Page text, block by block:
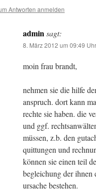
Antworten anmelden
adminsagt:
8. März 2012 um 09:49 Uhr
moin frau brandt,
nehmen sie die hilfe
anspruch. dort kann
rechte sie haben. die
und ggf.
müssen, z.b. den
quittungen und
können sie einen teil
begleichung der ihnen
ursache bestehen.